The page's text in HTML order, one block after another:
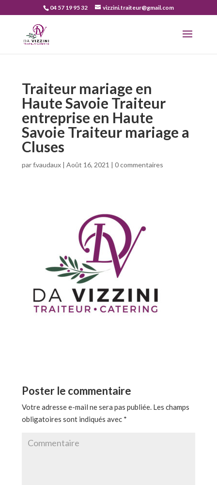
04 57 19 95 32 vizzini.traiteur@gmail.com
Traiteur mariage en
Haute Savoie Traiteur
entreprise en Haute
Savoie Traiteur mariage a
Cluses
parf.vaudaux| Août 16, 2021 | 0 commentaires
Poster le commentaire
Votre adresse e-mail ne sera pas publiée.Les champs
obligatoires sont indiqués avec *